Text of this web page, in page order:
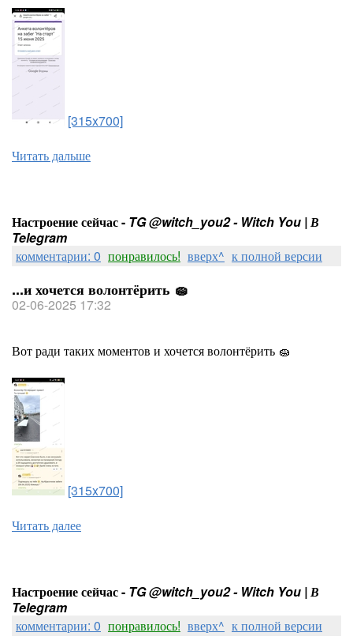
[315x700]
Читать дальше
Настроение сейчас - TG @witch_you2 - Witch You | В
Telegram
комментарии: 0 понравилось! вверх^ к полной версии
...и хочется волонтёрить 🧽
02-06-2025 17:32
Вот ради таких моментов и хочется волонтёрить 🧽
[315x700]
Читать далее
Настроение сейчас - TG @witch_you2 - Witch You | В
Telegram
комментарии: 0 понравилось! вверх^ к полной версии